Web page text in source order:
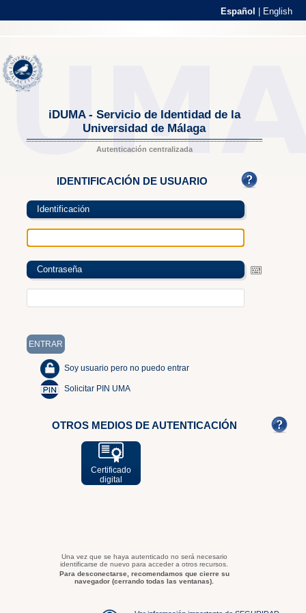
Español English
iDUMA - Servicio de Identidad de la
Universidad de Málaga
Autenticación centralizada
IDENTIFICACIÓN DE USUARIO
Identificación
Contraseña
Soy usuario pero no puedo entrar
Solicitar PIN UMA
OTROS MEDIOS DE AUTENTICACIÓN
Certificado
digital
Una vez que se haya autenticado no será necesario
identificarse de nuevo para acceder a otros recursos.
Para desconectarse, recomendamos que cierre su
navegador (cerrando todas las ventanas).